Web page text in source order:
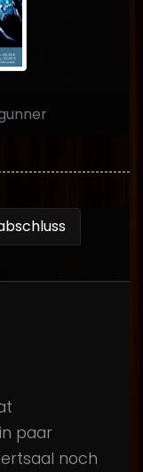
paar
noch